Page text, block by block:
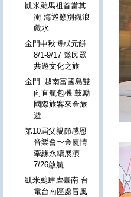
凱米颱馬祖首當其
衝 海巡籲別觀浪
戲水
金門中秋博狀元餅
8/1-9/17 邀民眾
共遊文化之旅
金門–越南富國島雙
向直航包機 鼓勵
國際旅客來金旅
遊
第10屆父親節感恩
音樂會〜金廈情
牽緣永續展演
7/26啟航
凱米颱肆虐臺南 台
電台南區處冒風